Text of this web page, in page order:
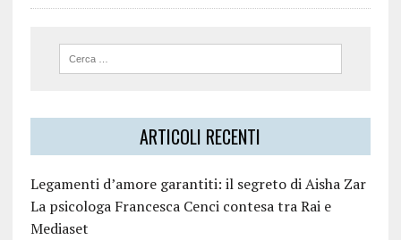
ARTICOLI RECENTI
Legamenti d’amore garantiti: il segreto di Aisha Zar
La psicologa Francesca Cenci contesa tra Rai e
Mediaset